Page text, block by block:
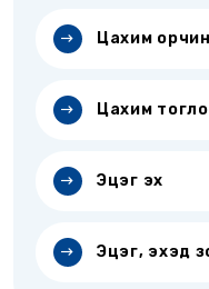
Цахим
Цахим
Эцэг эх
Эцэг, эхэд